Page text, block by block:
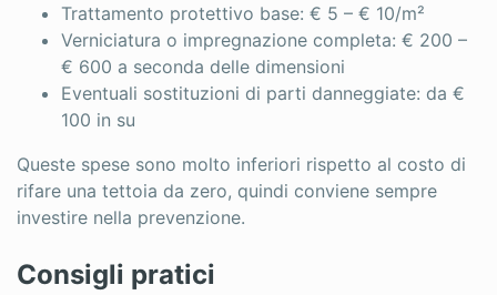
Trattamento protettivo base: € 5 – € 10/m²
Verniciatura o impregnazione completa: € 200 –
€ 600 a seconda delle dimensioni
Eventuali sostituzioni di parti danneggiate: da €
100 in su
Queste spese sono molto inferiori rispetto al costo di
rifare una tettoia da zero, quindi conviene sempre
investire nella prevenzione.
Consigli pratici